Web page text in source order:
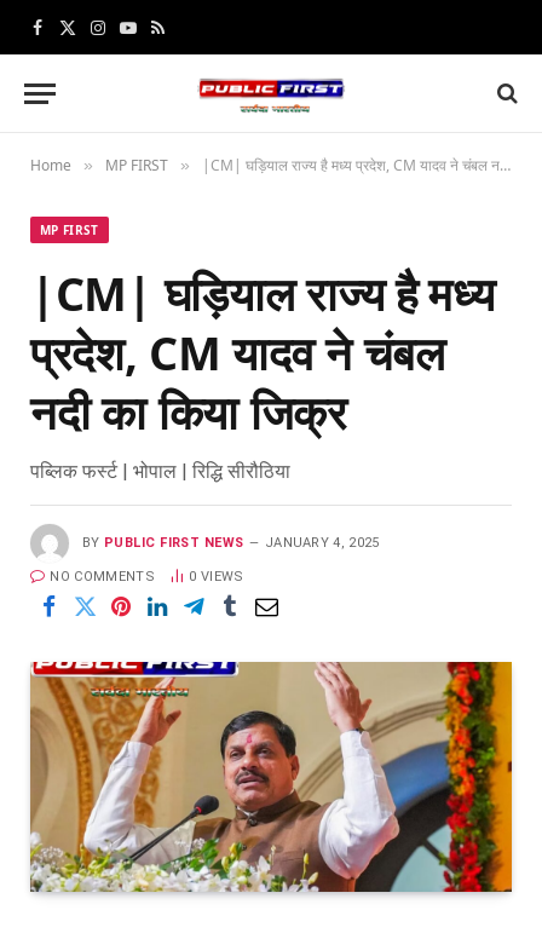
Facebook
X
Instagram
YouTube
RSS
Home » MP FIRST » |CM| घड़ियाल राज्य है मध्य प्रदेश, CM यादव ने चंबल नदी का किया जिक्र
MP FIRST
|CM| घड़ियाल राज्य है मध्य
प्रदेश, CM यादव ने चंबल
नदी का किया जिक्र
पब्लिक फर्स्ट | भोपाल | रिद्धि सीरौठिया
BY PUBLIC FIRST NEWS JANUARY 4, 2025
NO COMMENTS 0 VIEWS